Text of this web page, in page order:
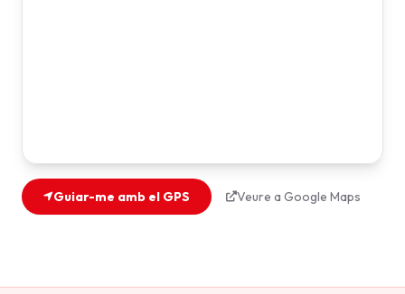
Guiar-me amb el GPS Veure a Google Maps